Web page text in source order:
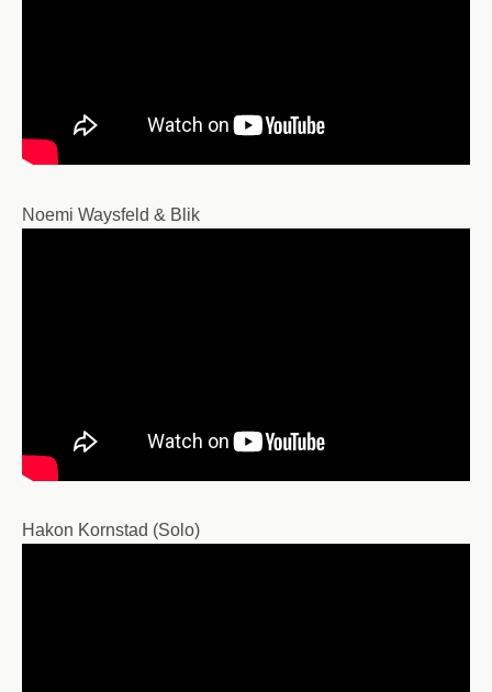
Noemi Waysfeld & Blik
Hakon Kornstad (Solo)